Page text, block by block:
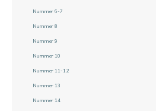
Nummer 6-7
Nummer 8
Nummer 9
Nummer 10
Nummer 11-12
Nummer 13
Nummer 14